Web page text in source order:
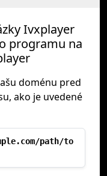
Ivxplayer
programu na
doménu pred
ako je uvedené
path/to